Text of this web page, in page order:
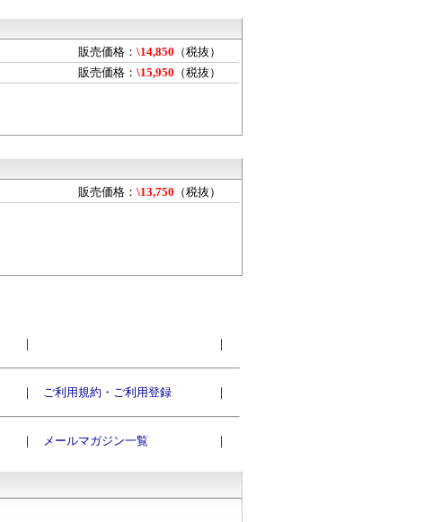
販売価格： \14,850 （税抜）
販売価格： \15,950 （税抜）
販売価格： \13,750 （税抜）
｜ ｜
｜ ご利用規約・ご利用登録 ｜
｜ メールマガジン一覧 ｜